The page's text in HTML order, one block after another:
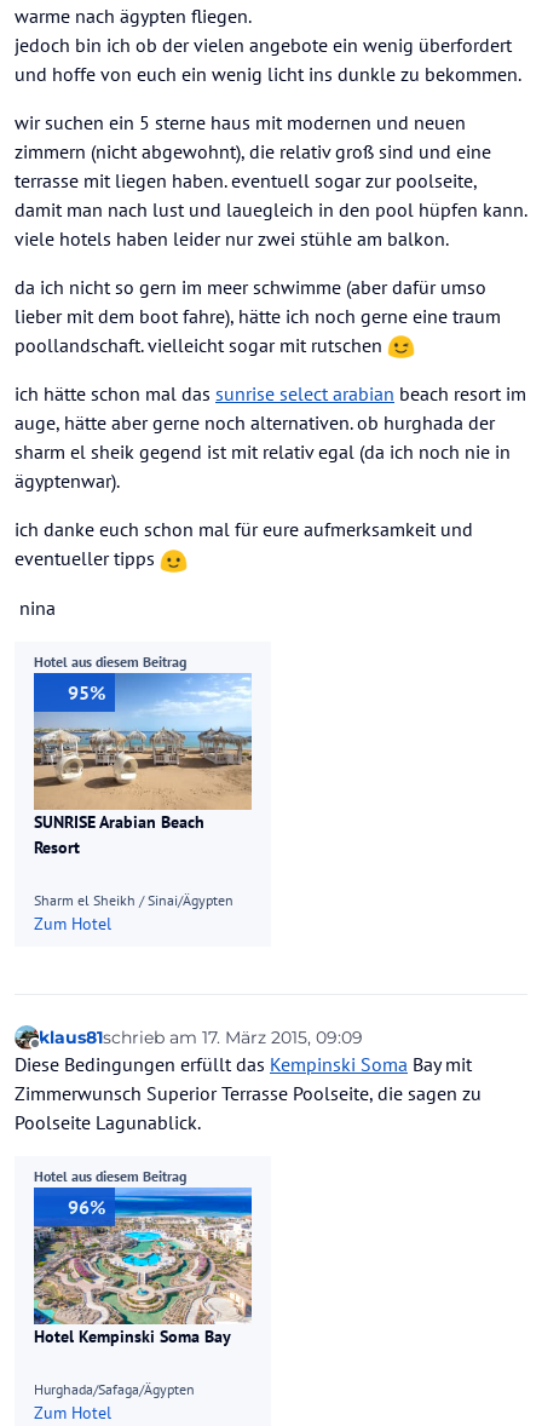
warme nach ägypten fliegen.
jedoch bin ich ob der vielen angebote ein wenig überfordert
und hoffe von euch ein wenig licht ins dunkle zu bekommen.
wir suchen ein 5 sterne haus mit modernen und neuen
zimmern (nicht abgewohnt), die relativ groß sind und eine
terrasse mit liegen haben. eventuell sogar zur poolseite,
damit man nach lust und lauegleich in den pool hüpfen kann.
viele hotels haben leider nur zwei stühle am balkon.
da ich nicht so gern im meer schwimme (aber dafür umso
lieber mit dem boot fahre), hätte ich noch gerne eine traum
poollandschaft. vielleicht sogar mit rutschen
ich hätte schon mal das sunrise select arabian beach resort im
auge, hätte aber gerne noch alternativen. ob hurghada der
sharm el sheik gegend ist mit relativ egal (da ich noch nie in
ägyptenwar).
ich danke euch schon mal für eure aufmerksamkeit und
eventueller tipps
nina
Hotel aus diesem Beitrag
95%
SUNRISE Arabian Beach
Resort
Sharm el Sheikh / Sinai/Ägypten
Zum Hotel
Offline
klaus81schrieb am 17. März 2015, 09:09
zuletzt editiert von
Diese Bedingungen erfüllt das Kempinski Soma Bay mit
Zimmerwunsch Superior Terrasse Poolseite, die sagen zu
Poolseite Lagunablick.
Hotel aus diesem Beitrag
96%
Hotel Kempinski Soma Bay
Hurghada/Safaga/Ägypten
Zum Hotel